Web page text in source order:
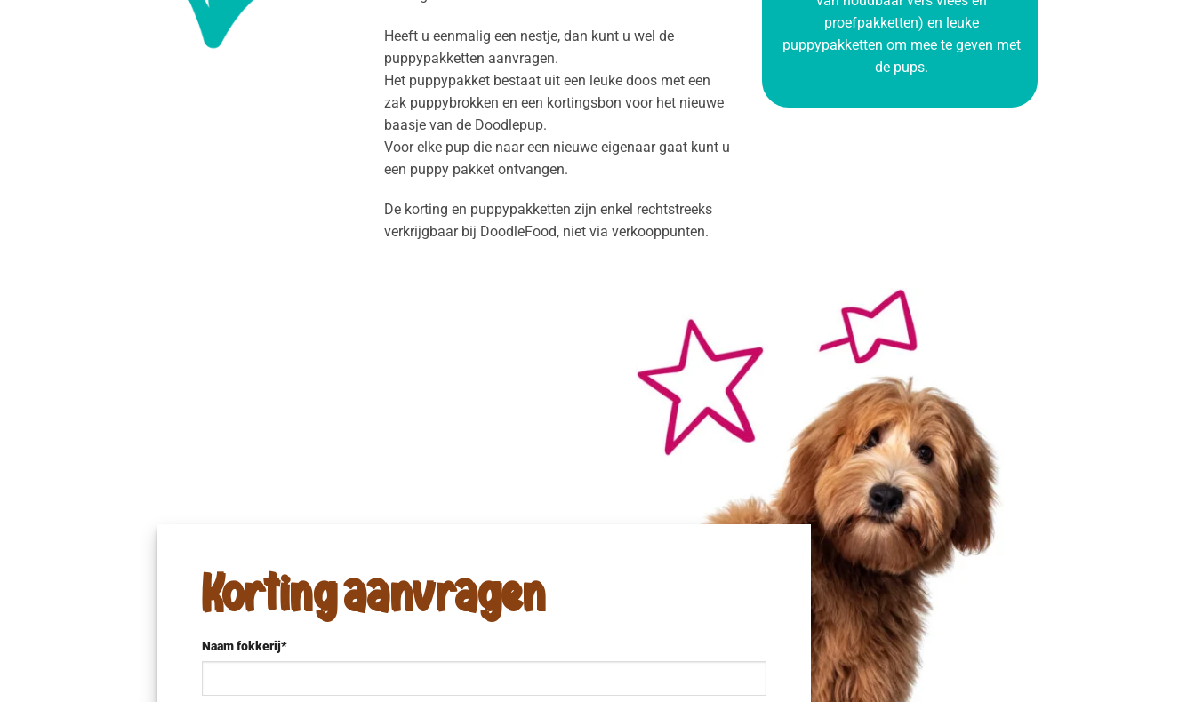
Heeft u eenmalig een nestje, dan kunt u wel de
puppypakketten aanvragen.
Het puppypakket bestaat uit een leuke doos met een
zak puppybrokken en een kortingsbon voor het nieuwe
baasje van de Doodlepup.
Voor elke pup die naar een nieuwe eigenaar gaat kunt u
een puppy pakket ontvangen.
De korting en puppypakketten zijn enkel rechtstreeks
verkrijgbaar bij DoodleFood, niet via verkooppunten.
proefpakketten) en leuke
puppypakketten om mee te geven met
de pups.
Korting aanvragen
Naam fokkerij*